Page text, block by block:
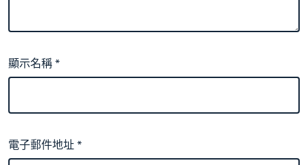
顯示名稱*
電子郵件地址*